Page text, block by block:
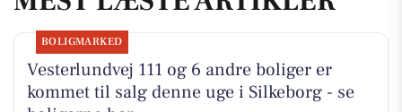
BOLIGMARKED
Vesterlundvej 111 og 6 andre boliger er
kommet til salg denne uge i Silkeborg - se